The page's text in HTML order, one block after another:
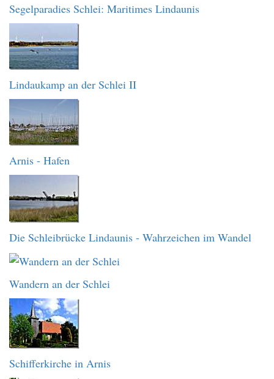
Segelparadies Schlei: Maritimes Lindaunis
Lindaukamp an der Schlei II
Arnis - Hafen
Die Schleibrücke Lindaunis - Wahrzeichen im Wandel
Wandern an der Schlei
Schifferkirche in Arnis